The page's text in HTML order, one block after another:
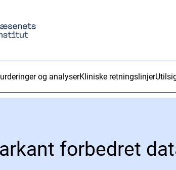
og analyserKliniske retningslinjer
forbedret